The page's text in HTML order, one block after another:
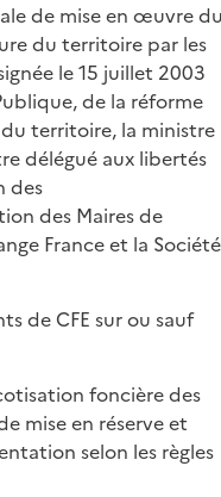
de mise en œuvre
du territoire par les
le 15 juillet 2003
de la réforme
territoire, la ministre
délégué aux libertés
des
des Maires de
France et la Société
de CFE sur ou sauf
foncière des
mise en réserve et
selon les règles